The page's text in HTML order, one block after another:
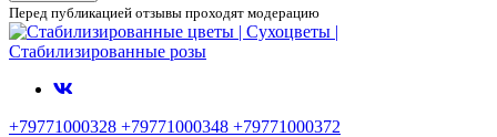
Перед публикацией отзывы проходят модерацию
+79771000328 +79771000348 +79771000372